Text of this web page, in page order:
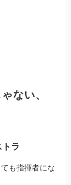
ない、
ラ
も指揮者にな